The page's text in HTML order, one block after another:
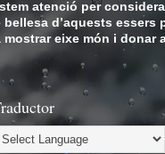
atenció per
d’aquests essers
eixe món i donar